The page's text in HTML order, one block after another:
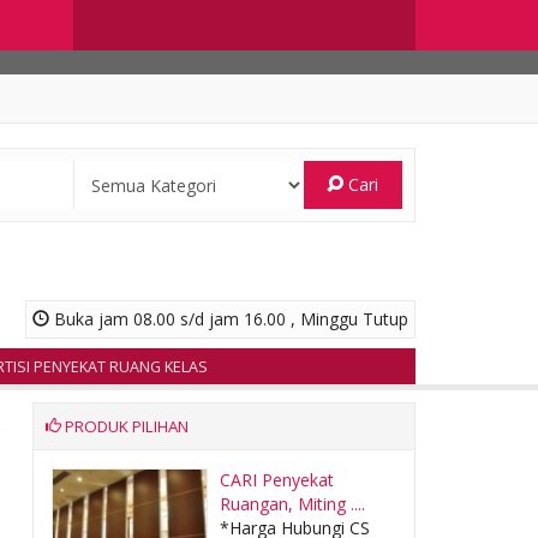
Cari
Buka jam 08.00 s/d jam 16.00 , Minggu Tutup
PENYEKAT RUANG KELAS
PRODUK PILIHAN
CARI Penyekat
Ruangan, Miting ....
*Harga Hubungi CS